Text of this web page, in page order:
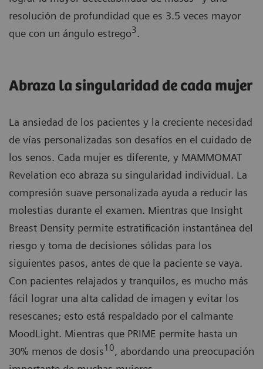
resolución de profundidad que es 3.5 veces mayor
que con un ángulo estrego3.
Abraza la singularidad de cada mujer
La ansiedad de los pacientes y la creciente necesidad
de vías personalizadas son desafíos en el cuidado de
los senos. Cada mujer es diferente, y MAMMOMAT
Revelation eco abraza su singularidad individual. La
compresión suave personalizada ayuda a reducir las
molestias durante el examen. Mientras que Insight
Breast Density permite estratificación instantánea del
riesgo y toma de decisiones sólidas para los
siguientes pasos, antes de que la paciente se vaya.
Con pacientes relajados y tranquilos, es mucho más
fácil lograr una alta calidad de imagen y evitar los
resescanes; esto está respaldado por el calmante
MoodLight. Mientras que PRIME permite hasta un
30% menos de dosis10, abordando una preocupación